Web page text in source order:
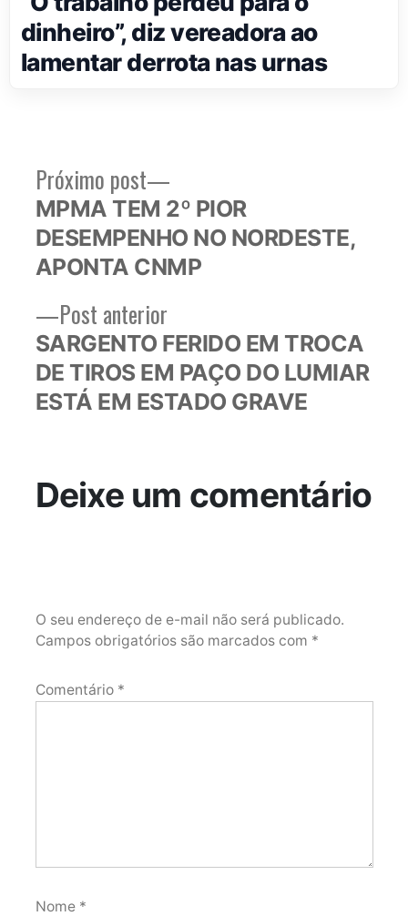
dinheiro”, diz vereadora ao
lamentar derrota nas urnas
Navegação
de
Post
Post anteriorPost
anterior:
SARGENTO FERIDO EM TROCA
DE TIROS EM PAÇO DO LUMIAR
ESTÁ EM ESTADO GRAVE
Próximo post
Próximo
post:
MPMA TEM 2º PIOR
DESEMPENHO NO NORDESTE,
APONTA CNMP
Deixe um comentário
O seu endereço de e-mail não será publicado.
Campos obrigatórios são marcados com *
Comentário *
Nome *